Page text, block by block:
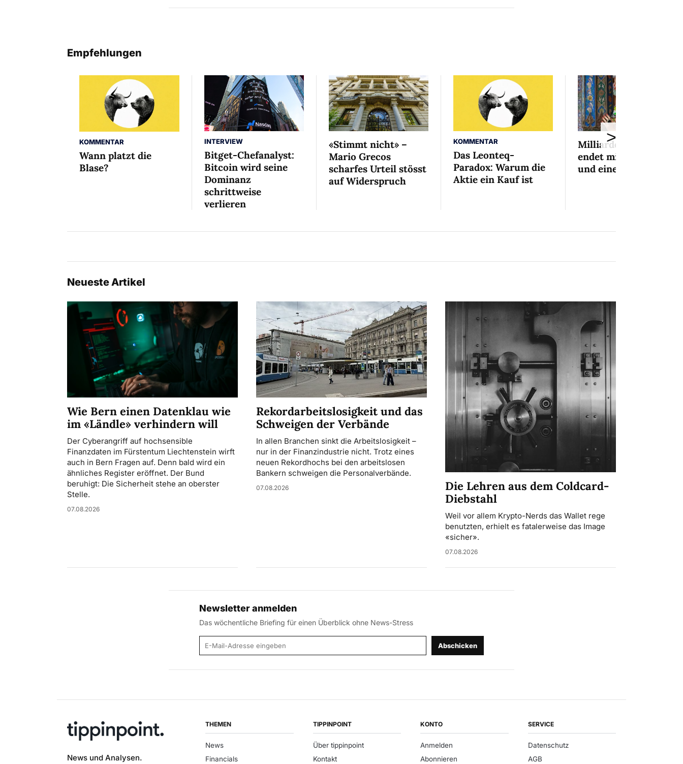
Empfehlungen
KOMMENTAR
Wann platzt die
Blase?
INTERVIEW
Bitget-Chefanalyst:
Bitcoin wird seine
Dominanz
schrittweise
verlieren
«Stimmt nicht» –
Mario Grecos
scharfes Urteil stösst
auf Widerspruch
KOMMENTAR
Das Leonteq-
Paradox: Warum die
Aktie ein Kauf ist
Milliardenaffäre
endet mit Mini-Busse
und einem Bedingten
>
Neueste Artikel
Wie Bern einen Datenklau wie
im «Ländle» verhindern will
Der Cyberangriff auf hochsensible
Finanzdaten im Fürstentum Liechtenstein wirft
auch in Bern Fragen auf. Denn bald wird ein
ähnliches Register eröffnet. Der Bund
beruhigt: Die Sicherheit stehe an oberster
Stelle.
07.08.2026
Rekordarbeitslosigkeit und das
Schweigen der Verbände
In allen Branchen sinkt die Arbeitslosigkeit –
nur in der Finanzindustrie nicht. Trotz eines
neuen Rekordhochs bei den arbeitslosen
Bankern schweigen die Personalverbände.
07.08.2026
Die Lehren aus dem Coldcard-
Diebstahl
Weil vor allem Krypto-Nerds das Wallet rege
benutzten, erhielt es fatalerweise das Image
«sicher».
07.08.2026
Newsletter anmelden
Das wöchentliche Briefing für einen Überblick ohne News-Stress
E-Mail-Adresse Abschicken
News und Analysen.
THEMEN
News
Financials
TIPPINPOINT
Über tippinpoint
Kontakt
KONTO
Anmelden
Abonnieren
SERVICE
Datenschutz
AGB